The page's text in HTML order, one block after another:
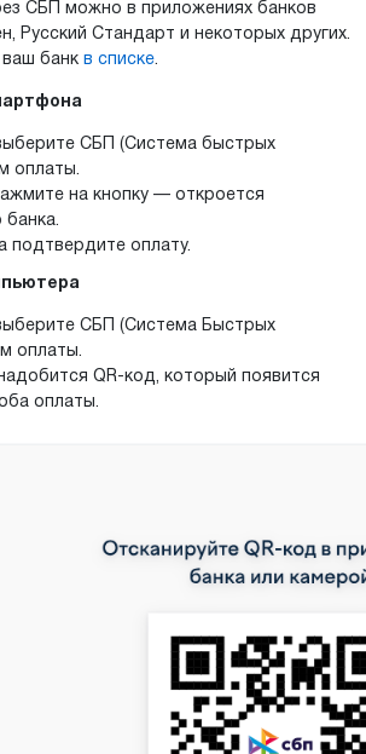
СБП можно в приложениях банков
Русский Стандарт и некоторых других.
ваш банк в списке.
СБП (Система быстрых
оплаты.
на кнопку — откроется
банка.
подтвердите оплату.
СБП (Система Быстрых
оплаты.
QR-код, который появится
оплаты.